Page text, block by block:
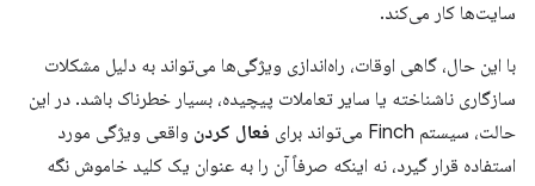
سایت‌ها کار می‌کند.
با این حال، گاهی اوقات، راه‌اندازی ویژگی‌ها می‌تواند به دلیل مشکلات
سازگاری ناشناخته یا سایر تعاملات پیچیده، بسیار خطرناک باشد. در این
حالت، سیستم Finch می‌تواند برای
فعال کردن واقعی ویژگی مورد
استفاده قرار گیرد، نه اینکه صرفاً آن را به عنوان یک کلید خاموش نگه